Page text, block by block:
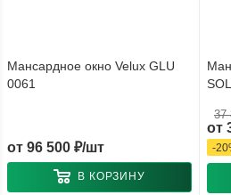
Мансардное окно Velux GLU
0061
от 96 500 ₽/шт
В КОРЗИНУ
от
37
-20